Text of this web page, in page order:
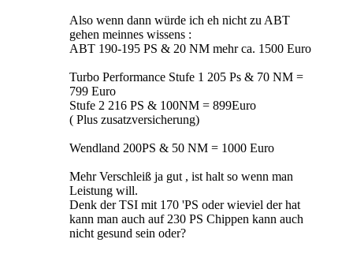
Also wenn dann würde ich eh nicht zu ABT
gehen meinnes wissens :
ABT 190-195 PS & 20 NM mehr ca. 1500 Euro
Turbo Performance Stufe 1 205 Ps & 70 NM =
799 Euro
Stufe 2 216 PS & 100NM = 899Euro
( Plus zusatzversicherung)
Wendland 200PS & 50 NM = 1000 Euro
Mehr Verschleiß ja gut , ist halt so wenn man
Leistung will.
Denk der TSI mit 170 'PS oder wieviel der hat
kann man auch auf 230 PS Chippen kann auch
nicht gesund sein oder?